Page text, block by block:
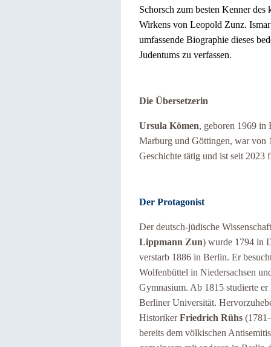
Schorsch zum besten Kenner
Wirkens von Leopold Zunz.
umfassende Biographie dieses
Judentums zu verfassen.
Die Übersetzerin
Ursula Kömen, geboren 1969 in
Marburg und Göttingen, war von
Geschichte tätig und ist seit
Der Protagonist
Der deutsch-jüdische
Lippmann Zun) wurde 1794 in
verstarb 1886 in Berlin. Er
Wolfenbüttel in Niedersachsen
Gymnasium. Ab 1815 studierte
Berliner Universität.
HistorikerFriedrich Rühs
bereits dem völkischen